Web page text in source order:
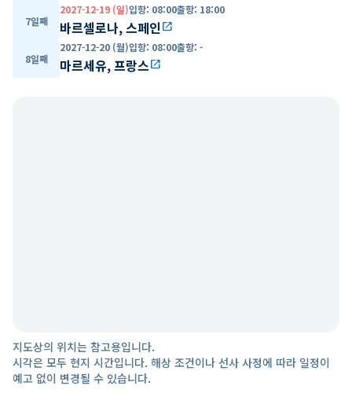
7일째
2027-12-19 (일)입항: 08:00출항: 18:00
바르셀로나, 스페인open_in_new
8일째
2027-12-20 (월)입항: 08:00출항: -
마르세유, 프랑스open_in_new
지도상의 위치는 참고용입니다.
시각은 모두 현지 시간입니다. 해상 조건이나 선사 사정에 따라 일정이
예고 없이 변경될 수 있습니다.